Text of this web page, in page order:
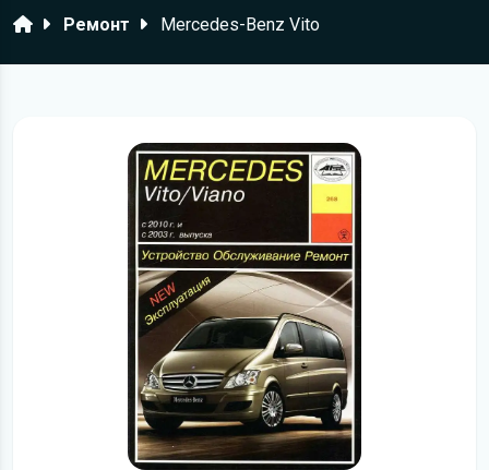
ГоловнаРемонт Mercedes-Benz Vito